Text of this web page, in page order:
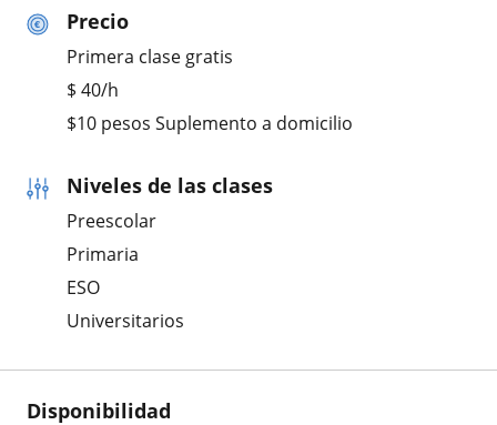
Precio
Primera clase gratis
$ 40/h
$10 pesos Suplemento a domicilio
Niveles de las clases
Preescolar
Primaria
ESO
Universitarios
Disponibilidad